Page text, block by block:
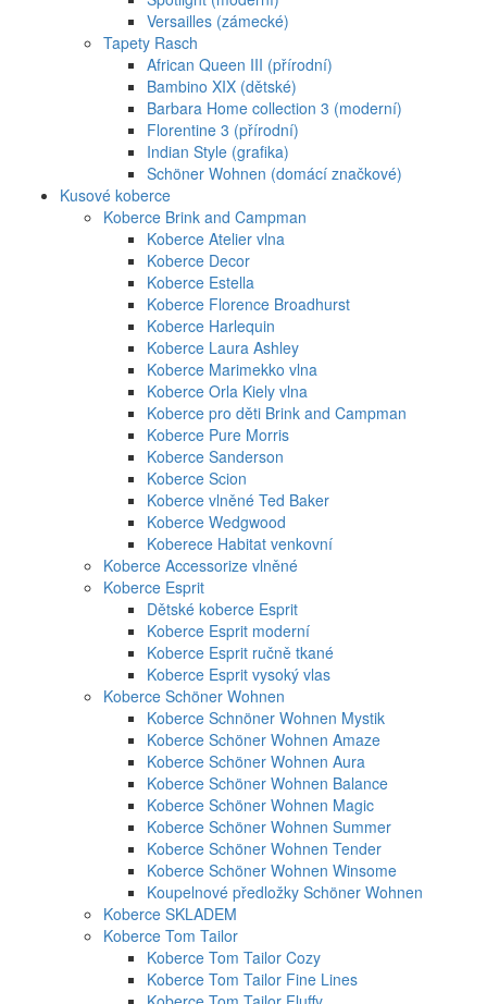
Versailles (zámecké)
Tapety Rasch
African Queen III (přírodní)
Bambino XIX (dětské)
Barbara Home collection 3 (moderní)
Florentine 3 (přírodní)
Indian Style (grafika)
Schöner Wohnen (domácí značkové)
Kusové koberce
Koberce Brink and Campman
Koberce Atelier vlna
Koberce Decor
Koberce Estella
Koberce Florence Broadhurst
Koberce Harlequin
Koberce Laura Ashley
Koberce Marimekko vlna
Koberce Orla Kiely vlna
Koberce pro děti Brink and Campman
Koberce Pure Morris
Koberce Sanderson
Koberce Scion
Koberce vlněné Ted Baker
Koberce Wedgwood
Koberece Habitat venkovní
Koberce Accessorize vlněné
Koberce Esprit
Dětské koberce Esprit
Koberce Esprit moderní
Koberce Esprit ručně tkané
Koberce Esprit vysoký vlas
Koberce Schöner Wohnen
Koberce Schnöner Wohnen Mystik
Koberce Schöner Wohnen Amaze
Koberce Schöner Wohnen Aura
Koberce Schöner Wohnen Balance
Koberce Schöner Wohnen Magic
Koberce Schöner Wohnen Summer
Koberce Schöner Wohnen Tender
Koberce Schöner Wohnen Winsome
Koupelnové předložky Schöner Wohnen
Koberce SKLADEM
Koberce Tom Tailor
Koberce Tom Tailor Cozy
Koberce Tom Tailor Fine Lines